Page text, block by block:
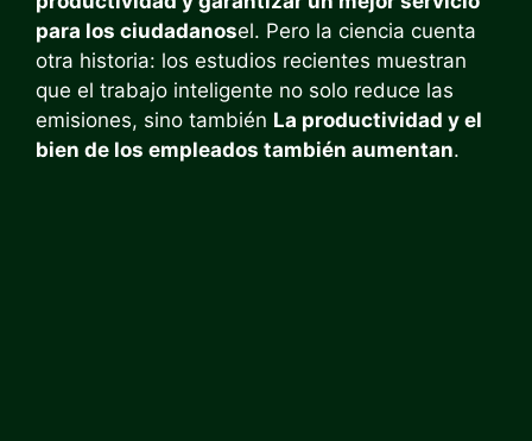
para los ciudadanosel. Pero la ciencia cuenta
otra historia: los estudios recientes muestran
que el trabajo inteligente no solo reduce las
emisiones, sino también La productividad y el
bien de los empleados también aumentan.